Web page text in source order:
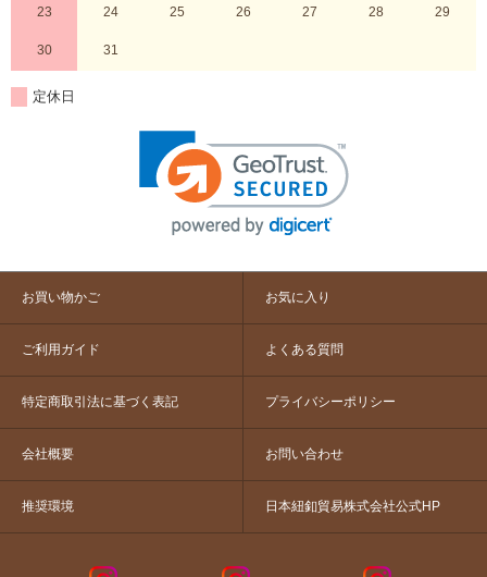
23 24 25 26 27 28 29
30 31
定休日
お買い物かご お気に入り
ご利用ガイド よくある質問
特定商取引法に基づく表記 プライバシーポリシー
会社概要 お問い合わせ
推奨環境 日本紐釦貿易株式会社公式HP